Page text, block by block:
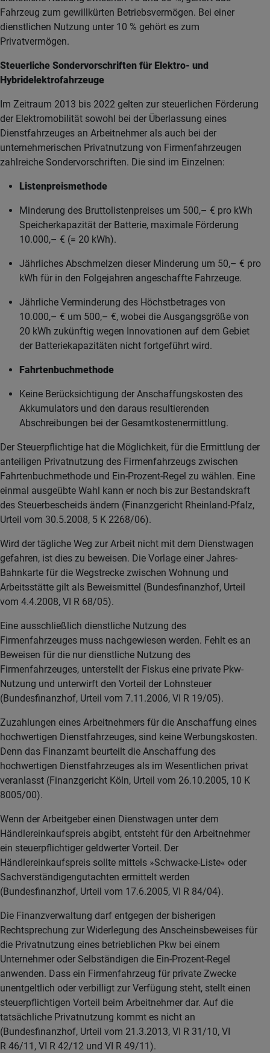
Fahrzeug zum gewillkürten Betriebsvermögen. Bei einer
dienstlichen Nutzung unter 10 % gehört es zum
Privatvermögen.
Steuerliche Sondervorschriften für Elektro- und
Hybridelektrofahrzeuge
Im Zeitraum 2013 bis 2022 gelten zur steuerlichen Förderung
der Elektromobilität sowohl bei der Überlassung eines
Dienstfahrzeuges an Arbeitnehmer als auch bei der
unternehmerischen Privatnutzung von Firmenfahrzeugen
zahlreiche Sondervorschriften. Die sind im Einzelnen:
Listenpreismethode
Minderung des Bruttolistenpreises um 500,– € pro kWh
Speicherkapazität der Batterie, maximale Förderung
10.000,– € (= 20 kWh).
Jährliches Abschmelzen dieser Minderung um 50,– € pro
kWh für in den Folgejahren angeschaffte Fahrzeuge.
Jährliche Verminderung des Höchstbetrages von
10.000,– € um 500,– €, wobei die Ausgangsgröße von
20 kWh zukünftig wegen Innovationen auf dem Gebiet
der Batteriekapazitäten nicht fortgeführt wird.
Fahrtenbuchmethode
Keine Berücksichtigung der Anschaffungskosten des
Akkumulators und den daraus resultierenden
Abschreibungen bei der Gesamtkostenermittlung.
Der Steuerpflichtige hat die Möglichkeit, für die Ermittlung der
anteiligen Privatnutzung des Firmenfahrzeugs zwischen
Fahrtenbuchmethode und Ein-Prozent-Regel zu wählen. Eine
einmal ausgeübte Wahl kann er noch bis zur Bestandskraft
des Steuerbescheids ändern (Finanzgericht Rheinland-Pfalz,
Urteil vom 30.5.2008, 5 K 2268/06).
Wird der tägliche Weg zur Arbeit nicht mit dem Dienstwagen
gefahren, ist dies zu beweisen. Die Vorlage einer Jahres-
Bahnkarte für die Wegstrecke zwischen Wohnung und
Arbeitsstätte gilt als Beweismittel (Bundesfinanzhof, Urteil
vom 4.4.2008, VI R 68/05).
Eine ausschließlich dienstliche Nutzung des
Firmenfahrzeuges muss nachgewiesen werden. Fehlt es an
Beweisen für die nur dienstliche Nutzung des
Firmenfahrzeuges, unterstellt der Fiskus eine private Pkw-
Nutzung und unterwirft den Vorteil der Lohnsteuer
(Bundesfinanzhof, Urteil vom 7.11.2006, VI R 19/05).
Zuzahlungen eines Arbeitnehmers für die Anschaffung eines
hochwertigen Dienstfahrzeuges, sind keine Werbungskosten.
Denn das Finanzamt beurteilt die Anschaffung des
hochwertigen Dienstfahrzeuges als im Wesentlichen privat
veranlasst (Finanzgericht Köln, Urteil vom 26.10.2005, 10 K
8005/00).
Wenn der Arbeitgeber einen Dienstwagen unter dem
Händlereinkaufspreis abgibt, entsteht für den Arbeitnehmer
ein steuerpflichtiger geldwerter Vorteil. Der
Händlereinkaufspreis sollte mittels »Schwacke-Liste« oder
Sachverständigengutachten ermittelt werden
(Bundesfinanzhof, Urteil vom 17.6.2005, VI R 84/04).
Die Finanzverwaltung darf entgegen der bisherigen
Rechtsprechung zur Widerlegung des Anscheinsbeweises für
die Privatnutzung eines betrieblichen Pkw bei einem
Unternehmer oder Selbständigen die Ein-Prozent-Regel
anwenden. Dass ein Firmenfahrzeug für private Zwecke
unentgeltlich oder verbilligt zur Verfügung steht, stellt einen
steuerpflichtigen Vorteil beim Arbeitnehmer dar. Auf die
tatsächliche Privatnutzung kommt es nicht an
(Bundesfinanzhof, Urteil vom 21.3.2013, VI R 31/10, VI
R 46/11, VI R 42/12 und VI R 49/11).